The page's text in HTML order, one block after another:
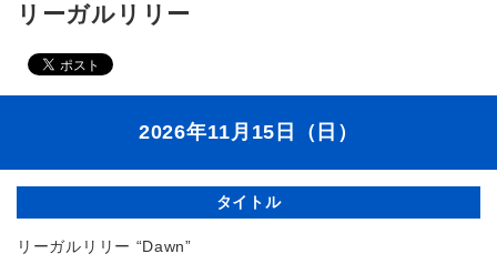
リーガルリリー
2026年11月15日（日）
タイトル
リーガルリリー “Dawn”